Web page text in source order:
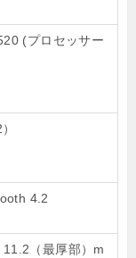
(プロセッサー
4.2
（最厚部）m